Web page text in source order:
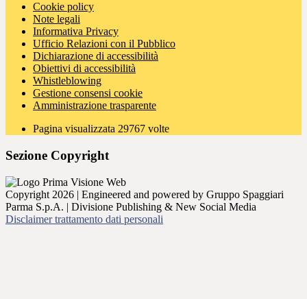
Cookie policy
Note legali
Informativa Privacy
Ufficio Relazioni con il Pubblico
Dichiarazione di accessibilità
Obiettivi di accessibilità
Whistleblowing
Gestione consensi cookie
Amministrazione trasparente
Pagina visualizzata 29767 volte
Sezione Copyright
Copyright 2026 | Engineered and powered by Gruppo Spaggiari
Parma S.p.A. | Divisione Publishing & New Social Media
Disclaimer trattamento dati personali